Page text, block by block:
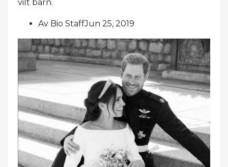
vilt barn.
Av Bio StaffJun 25, 2019